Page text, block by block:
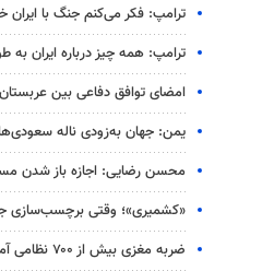
ترامپ: فکر می‌کنم جنگ با ایران
ترامپ: همه چیز درباره ایران
امضای توافق دفاعی بین
یمن: جهان به‌زودی ناله
محسن رضایی: اجازه باز شدن
«کشمیری»؛ وقتی برچسب‌سازی
ضربه مغزی بیش از ۷۰۰ نظامی آمریکایی در حملات ایران